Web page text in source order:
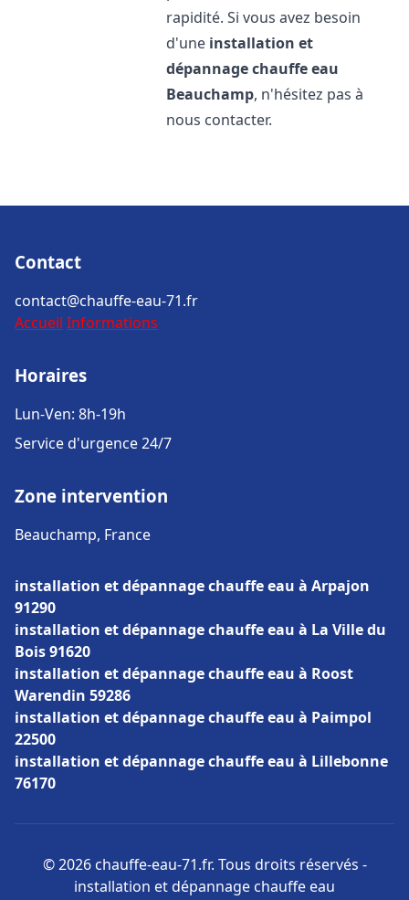
rapidité. Si vous avez besoin
d'une installation et
dépannage chauffe eau
Beauchamp, n'hésitez pas à
nous contacter.
Contact
contact@chauffe-eau-71.fr
Accueil Informations
Horaires
Lun-Ven: 8h-19h
Service d'urgence 24/7
Zone intervention
Beauchamp, France
installation et dépannage chauffe eau à Arpajon
91290
installation et dépannage chauffe eau à La Ville du
Bois 91620
installation et dépannage chauffe eau à Roost
Warendin 59286
installation et dépannage chauffe eau à Paimpol
22500
installation et dépannage chauffe eau à Lillebonne
76170
© 2026 chauffe-eau-71.fr. Tous droits réservés -
installation et dépannage chauffe eau